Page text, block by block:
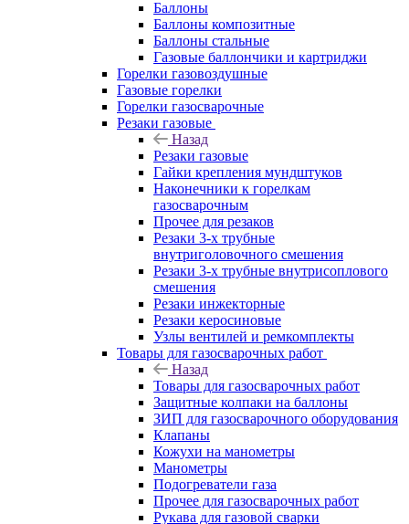
Баллоны
Баллоны композитные
Баллоны стальные
Газовые баллончики и картриджи
Горелки газовоздушные
Газовые горелки
Горелки газосварочные
Резаки газовые
Назад
Резаки газовые
Гайки крепления мундштуков
Наконечники к горелкам
газосварочным
Прочее для резаков
Резаки 3-х трубные
внутриголовочного смешения
Резаки 3-х трубные внутрисоплового
смешения
Резаки инжекторные
Резаки керосиновые
Узлы вентилей и ремкомплекты
Товары для газосварочных работ
Назад
Товары для газосварочных работ
Защитные колпаки на баллоны
ЗИП для газосварочного оборудования
Клапаны
Кожухи на манометры
Манометры
Подогреватели газа
Прочее для газосварочных работ
Рукава для газовой сварки